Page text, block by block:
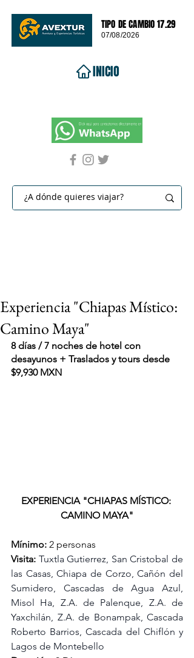
TIPO DE CAMBIO 17.29
07/08/2026
INICIO
VIAJES 2027
Experiencia "Chiapas Místico:
Camino Maya"
8 días / 7 noches de hotel con
desayunos + Traslados y tours desde
$9,930 MXN
EXPERIENCIA "CHIAPAS MÍSTICO:
CAMINO MAYA"
Mínimo: 2 personas
Visita: Tuxtla Gutierrez, San Cristobal de
las Casas, Chiapa de Corzo, Cañón del
Sumidero, Cascadas de Agua Azul,
Misol Ha, Z.A. de Palenque, Z.A. de
Yaxchilán, Z.A. de Bonampak, Cascada
Roberto Barrios, Cascada del Chiflón y
Lagos de Montebello